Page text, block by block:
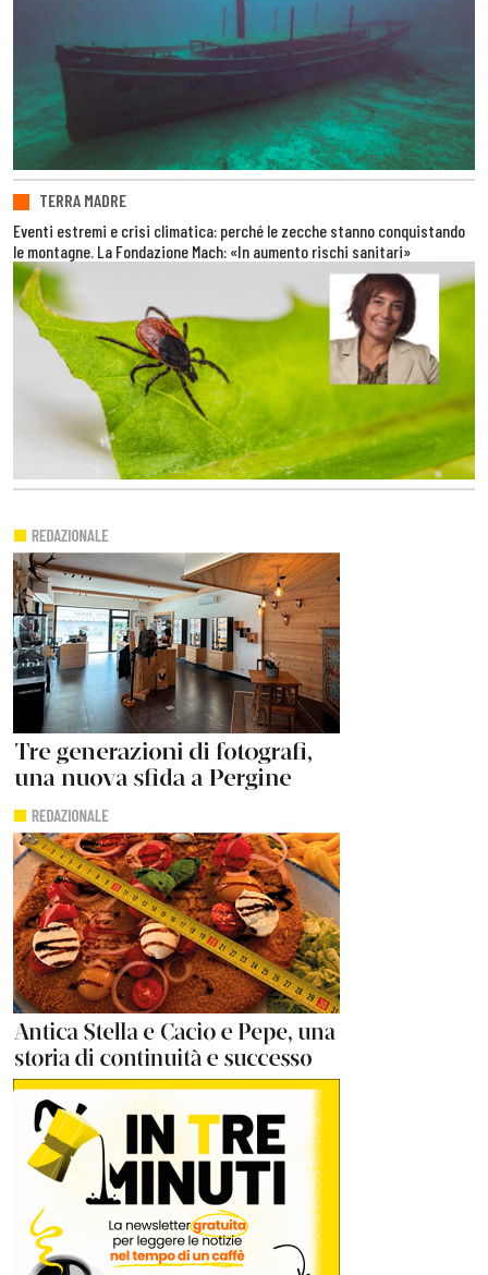
TERRA MADRE
Eventi estremi e crisi climatica: perché le zecche stanno conquistando
le montagne. La Fondazione Mach: «In aumento rischi sanitari»